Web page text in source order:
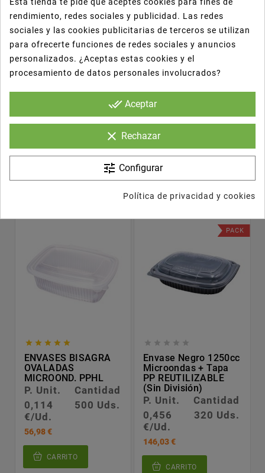
- Detergente líquido.
- Para el lavado automático de la vajilla,
- Especial para aguas duras.
Los Clientes Que Adquirieron Este
Producto También Compraron:
 
    
ENVASES BISAGRA
OVALADAS
MICROOND. PPHL
P. Unit.
Cantidad
0,114
€/Ud.
500 Uds.
56,98 €
CARRITO
PACK
    
Envase Negro 1250cc
Microondas + Tapa
PP REUTILIZABLE
(sin División)
P. Unit.
Cantidad
0,456
€/Ud.
320 Uds.
146,03 €
CARRITO
rendimiento, redes sociales y publicidad. Las redes
sociales y las cookies publicitarias de terceros se utilizan
para ofrecerte funciones de redes sociales y anuncios
personalizados. ¿Aceptas estas cookies y el
procesamiento de datos personales involucrados?
done_all Aceptar
clear Rechazar
tune Configurar
Política de privacidad y cookies